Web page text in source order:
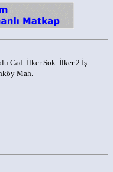
Cad. İlker Sok. İlker 2 İş
Mah.